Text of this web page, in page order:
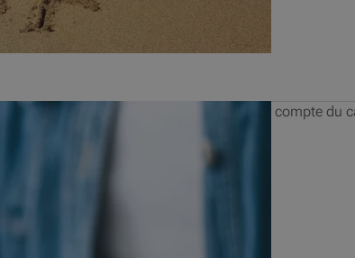
fiscale. Ne manquez donc pas de tenir compte du